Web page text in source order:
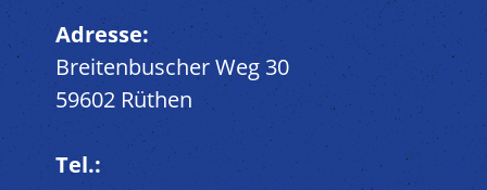
Adresse:
Breitenbuscher Weg 30
59602 Rüthen
Tel.: